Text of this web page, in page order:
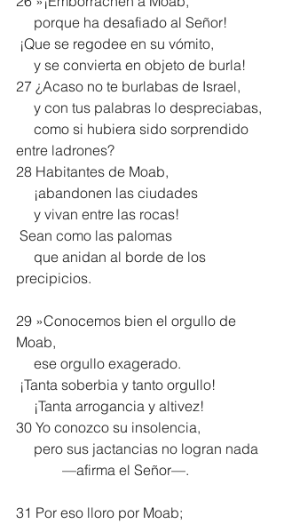
     porque ha desafiado al Señor!
¡Que se regodee en su vómito,
     y se convierta en objeto de burla!
27 ¿Acaso no te burlabas de Israel,
     y con tus palabras lo despreciabas,
entre ladrones?
28 Habitantes de Moab,
     ¡abandonen las ciudades
     y vivan entre las rocas!
Sean como las palomas
precipicios.
29 »Conocemos bien el orgullo de
Moab,
     ese orgullo exagerado.
¡Tanta soberbia y tanto orgullo!
     ¡Tanta arrogancia y altivez!
30 Yo conozco su insolencia,
     pero sus jactancias no logran nada
             —afirma el Señor—.
31 Por eso lloro por Moab;